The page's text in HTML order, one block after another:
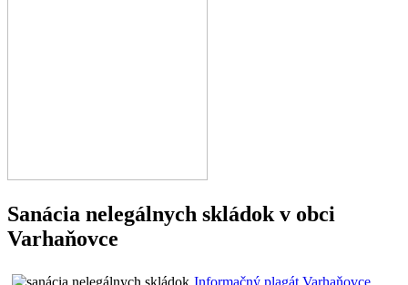
Sanácia nelegálnych skládok v obci
Varhaňovce
Informačný plagát Varhaňovce